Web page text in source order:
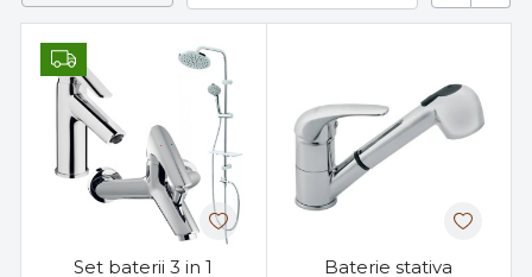
Set baterii 3 in 1
Baterie stativa